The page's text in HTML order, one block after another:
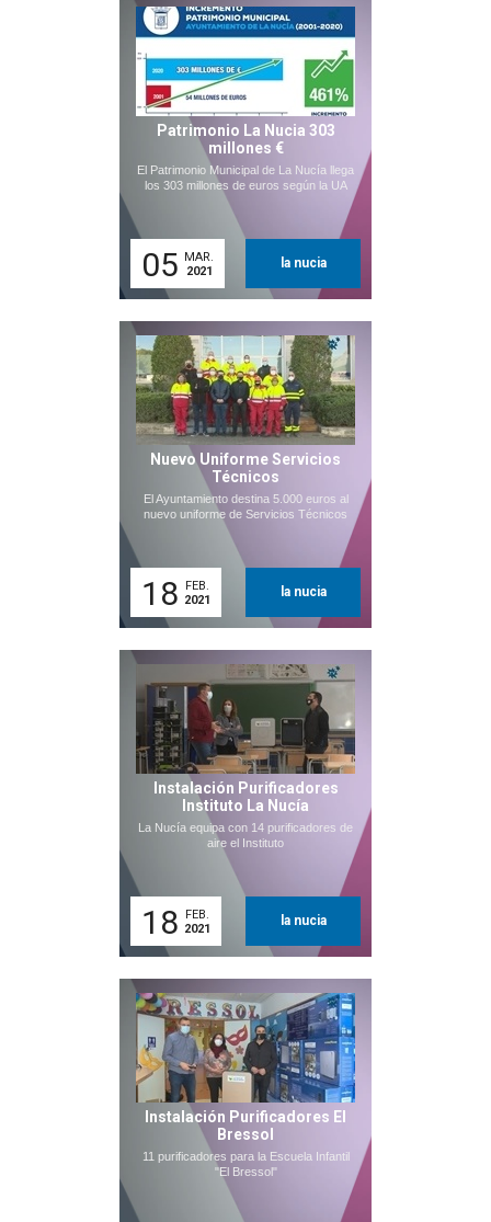
Patrimonio La Nucia 303
millones €
El Patrimonio Municipal de La Nucía llega
los 303 millones de euros según la UA
05 MAR.
2021
la nucia
Nuevo Uniforme Servicios
Técnicos
El Ayuntamiento destina 5.000 euros al
nuevo uniforme de Servicios Técnicos
18
FEB.
2021
la nucia
Instalación Purificadores
Instituto La Nucía
La Nucía equipa con 14 purificadores de
aire el Instituto
18
FEB.
2021
la nucia
Instalación Purificadores El
Bressol
11 purificadores para la Escuela Infantil
"El Bressol"